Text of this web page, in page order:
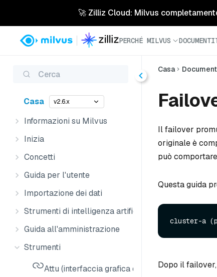
🚀 Zilliz Cloud: Milvus
PERCHÉ MILVUS DOCUMENTI
Cerca
Casa v2.6.x
Informazioni su Milvus
Inizia
Concetti
Guida per l'utente
Importazione dei dati
Strumenti di intelligenza artificiale
Guida all'amministrazione
Strumenti
Attu (interfaccia grafica di Milvus)
Casa
Il failover
originale è
può
Questa guida
Dopo il failover,